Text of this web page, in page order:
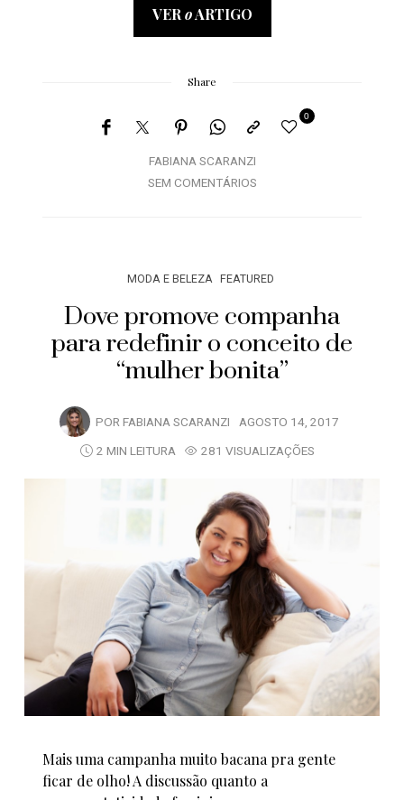
VERoARTIGO
Share
FABIANA SCARANZI
0
SEM COMENTÁRIOS
MODA E BELEZA FEATURED
Dove promove companha
para redefinir o conceito de
“mulher bonita”
POR FABIANA SCARANZI AGOSTO 14, 2017
2 MIN LEITURA
281 VISUALIZAÇÕES
Mais uma campanha muito bacana pra gente
ficar de olho! A discussão quanto a